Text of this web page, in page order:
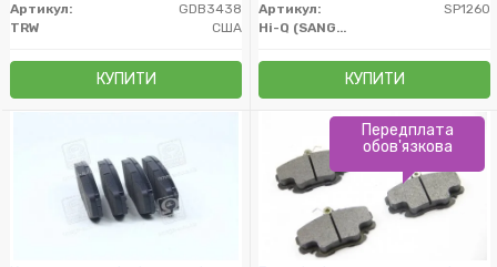
Артикул:
GDB3438
TRW
США
КУПИТИ
Артикул:
SP1260
Hi-Q (SANGSIN)
КУПИТИ
Передплата
обов'язкова